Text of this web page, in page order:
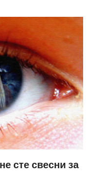
сте свесни за